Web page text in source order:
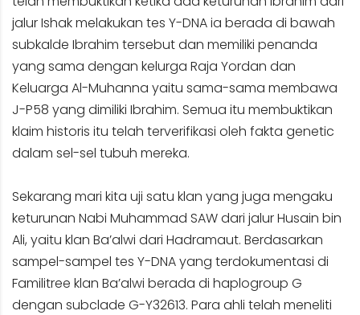
jalur Ishak melakukan tes Y-DNA ia berada di bawah
subkalde Ibrahim tersebut dan memiliki penanda
yang sama dengan kelurga Raja Yordan dan
Keluarga Al-Muhanna yaitu sama-sama membawa
J-P58 yang dimiliki Ibrahim. Semua itu membuktikan
klaim historis itu telah terverifikasi oleh fakta genetic
dalam sel-sel tubuh mereka.
Sekarang mari kita uji satu klan yang juga mengaku
keturunan Nabi Muhammad SAW dari jalur Husain bin
Ali, yaitu klan Ba’alwi dari Hadramaut. Berdasarkan
sampel-sampel tes Y-DNA yang terdokumentasi di
Familitree klan Ba’alwi berada di haplogroup G
dengan subclade G-Y32613. Para ahli telah meneliti